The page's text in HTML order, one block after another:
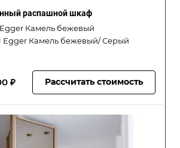
распашной шкаф
Камель бежевый
Камель бежевый/ Серый
₽ Рассчитать стоимость